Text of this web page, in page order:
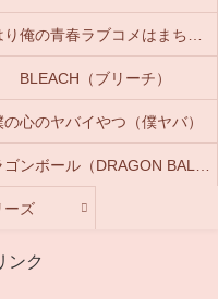
BLEACH（ブリーチ）
の心のヤバイやつ（僕ヤバ）
ーズ
ンク